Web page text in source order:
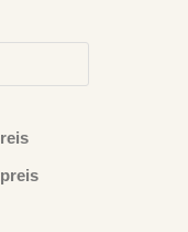
It Easy“ – Der Plan